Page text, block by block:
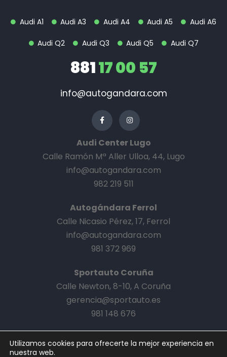
Audi A1 Audi A3 Audi A4 Audi A5 Audi A6
Audi Q2 Audi Q3 Audi Q5 Audi Q7
88117 00 57
info@autogandara.com
Audi Center Lugo
Calle Ramón Mª Aller Ulloa, 44, Lugo
info@autogandara.com
982 219 511
Autogándara Ferrol
Calle Nicasio Pérez, 17, Ferrol
info@autogandara.com
981 372 969
Sportauto Coruña
Calle Newton, 8-10, A Coruña
gerencia@sportauto.es
981 148 676
Utilizamos cookies para ofrecerte la mejor experiencia en
nuestra web.